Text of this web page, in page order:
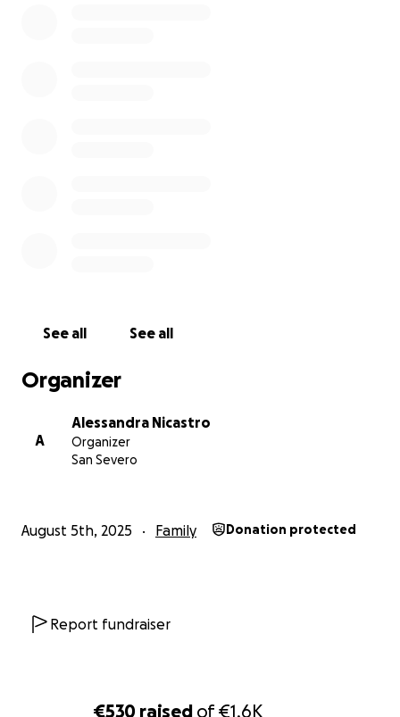
€530 raised of€1.6K
See all See all
Organizer
A
Alessandra Nicastro
Organizer
San Severo
August 5th, 2025 Family Donation protected
Report fundraiser